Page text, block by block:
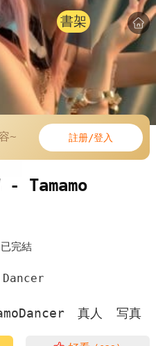
書架
~ 註册/登入
- Tamamo
已完結
Dancer
真人 写真